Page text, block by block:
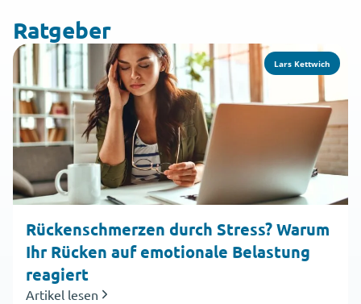
Ratgeber
Lars Kettwich
Rückenschmerzen durch Stress? Warum
Ihr Rücken auf emotionale Belastung
reagiert
Artikel lesen